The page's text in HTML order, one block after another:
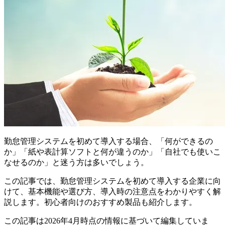
勤怠管理システムを初めて導入する場合、「何ができるの
か」「紙や表計算ソフトと何が違うのか」「自社でも使いこ
なせるのか」と迷う方は多いでしょう。
この記事では、勤怠管理システムを初めて導入する企業に向
けて、基本機能や選び方、導入時の注意点をわかりやすく解
説します。初心者向けのおすすめ製品も紹介します。
この記事は2026年4月時点の情報に基づいて編集していま